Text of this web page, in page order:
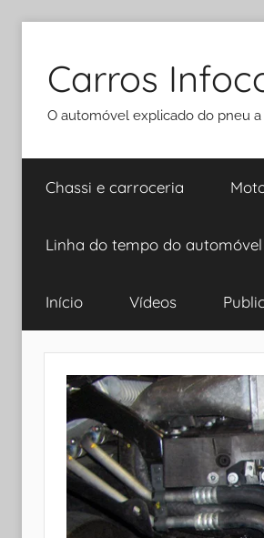
conteúdo
Carros
O automóvel explicado do pneu a
Chassi e carroceria
Linha do tempo do automóvel
Início Vídeos